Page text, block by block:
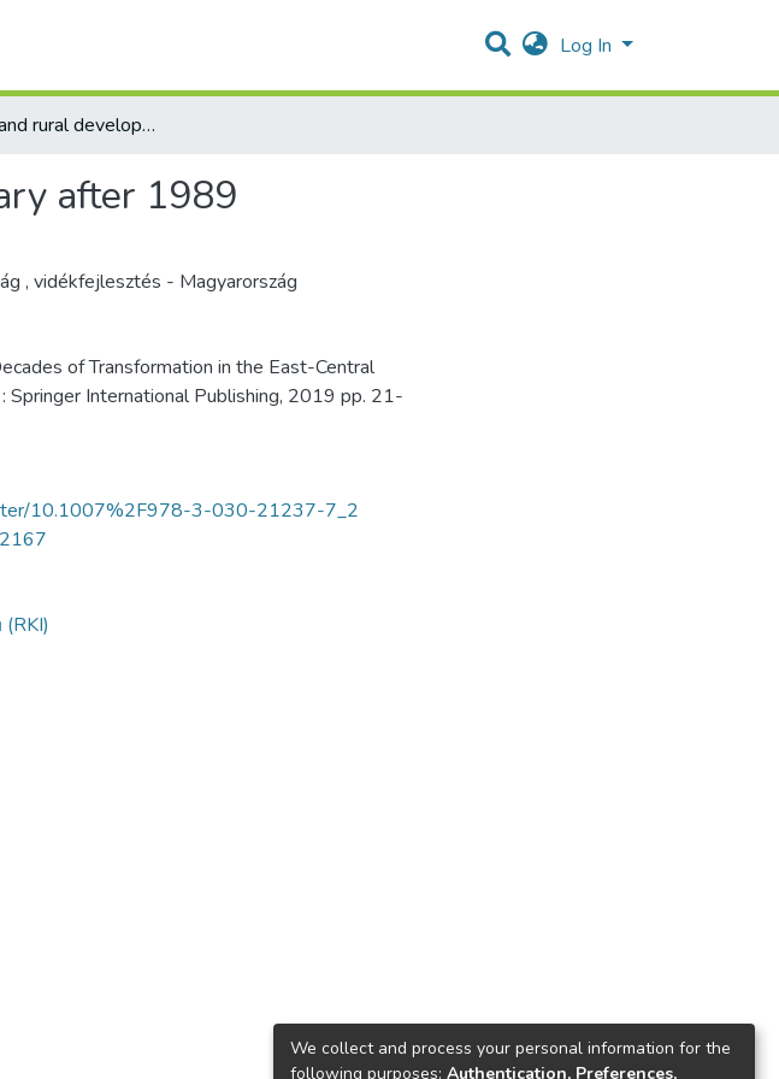
Log In
Agrarian and rural development in Hungary after 1989
after 1989
, vidékfejlesztés - Magyarország
of Transformation in the East-Central
Springer International Publishing, 2019 pp. 21-
10.1007%2F978-3-030-21237-7_2
We collect and process your personal information for the
following purposes: Authentication, Preferences,